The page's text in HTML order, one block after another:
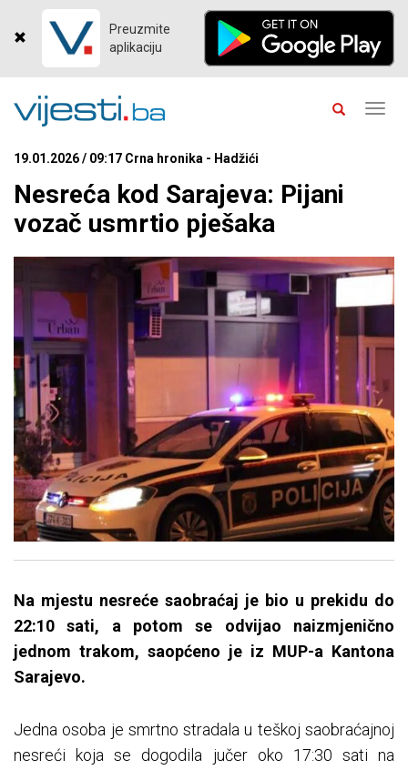
Preuzmite
aplikaciju
19.01.2026 / 09:17 Crna hronika - Hadžići
Nesreća kod Sarajeva: Pijani
vozač usmrtio pješaka
Na mjestu nesreće saobraćaj je bio u prekidu do
22:10 sati, a potom se odvijao naizmjenično
jednom trakom, saopćeno je iz MUP-a Kantona
Sarajevo.
Jedna osoba je smrtno stradala u teškoj saobraćajnoj
nesreći koja se dogodila jučer oko 17:30 sati na